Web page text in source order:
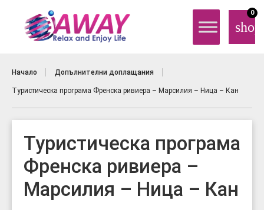
0
Начало Допълнителни доплащания
Туристическа програма Френска ривиера – Марсилия – Ница – Кан
Туристическа програма
Френска ривиера –
Марсилия – Ница – Кан